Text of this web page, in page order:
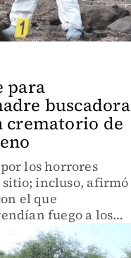
para
buscadora
crematorio de
los horrores
sitio; incluso, afirmó
el que
fuego a los